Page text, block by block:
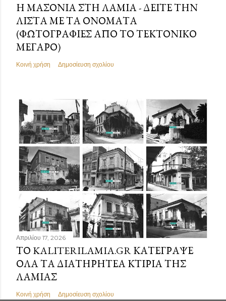
Η ΜΑΣΟΝΊΑ ΣΤΗ ΛΑΜΊΑ - ΔΕΊΤΕ ΤΗΝ
ΛΊΣΤΑ ΜΕ ΤΑ ΟΝΌΜΑΤΑ
(ΦΩΤΟΓΡΑΦΊΕΣ ΑΠΌ ΤΟ ΤΕΚΤΟΝΙΚΌ
ΜΈΓΑΡΟ)
Κοινή χρήση Δημοσίευση σχολίου
Απριλίου 17, 2026
ΤΟ KALITERILAMIA.GR ΚΑΤΈΓΡΑΨΕ
ΌΛΑ ΤΑ ΔΙΑΤΗΡΗΤΈΑ ΚΤΊΡΙΑ ΤΗΣ
ΛΑΜΊΑΣ
Κοινή χρήση Δημοσίευση σχολίου